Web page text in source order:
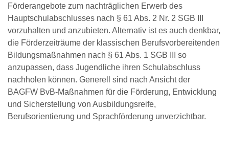
Förderangebote zum nachträglichen Erwerb des
Hauptschulabschlusses nach § 61 Abs. 2 Nr. 2 SGB III
vorzuhalten und anzubieten. Alternativ ist es auch denkbar,
die Förderzeiträume der klassischen Berufsvorbereitenden
Bildungsmaßnahmen nach § 61 Abs. 1 SGB III so
anzupassen, dass Jugendliche ihren Schulabschluss
nachholen können. Generell sind nach Ansicht der
BAGFW BvB-Maßnahmen für die Förderung, Entwicklung
und Sicherstellung von Ausbildungsreife,
Berufsorientierung und Sprachförderung unverzichtbar.